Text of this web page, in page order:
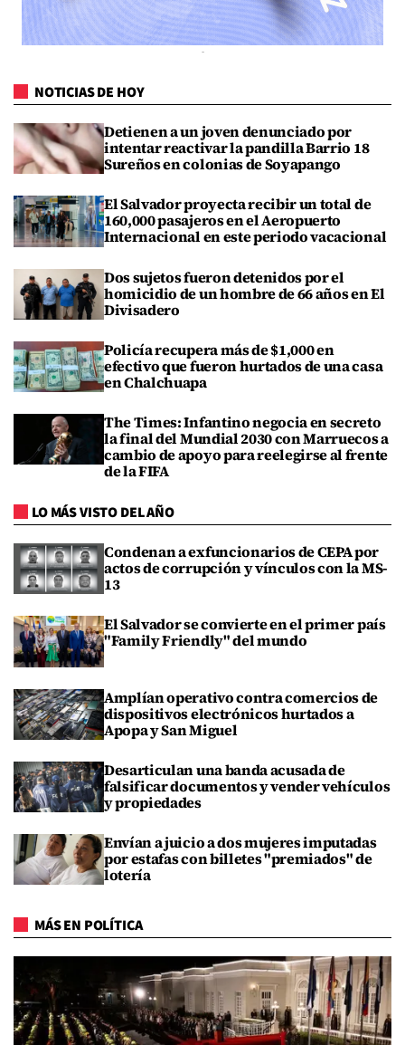
NOTICIAS DE HOY
Detienen a un joven denunciado por
intentar reactivar la pandilla Barrio 18
Sureños en colonias de Soyapango
El Salvador proyecta recibir un total de
160,000 pasajeros en el Aeropuerto
Internacional en este periodo vacacional
Dos sujetos fueron detenidos por el
homicidio de un hombre de 66 años en El
Divisadero
Policía recupera más de $1,000 en
efectivo que fueron hurtados de una casa
en Chalchuapa
The Times: Infantino negocia en secreto
la final del Mundial 2030 con Marruecos a
cambio de apoyo para reelegirse al frente
de la FIFA
LO MÁS VISTO DEL AÑO
Condenan a exfuncionarios de CEPA por
actos de corrupción y vínculos con la MS-
13
El Salvador se convierte en el primer país
"Family Friendly" del mundo
Amplían operativo contra comercios de
dispositivos electrónicos hurtados a
Apopa y San Miguel
Desarticulan una banda acusada de
falsificar documentos y vender vehículos
y propiedades
Envían a juicio a dos mujeres imputadas
por estafas con billetes "premiados" de
lotería
MÁS EN POLÍTICA